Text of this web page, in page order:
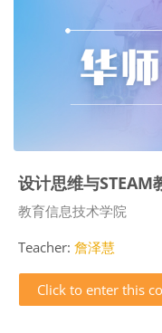
设计思维与STEAM
Course category
教育信息技术学院
Teacher: 詹泽慧
Click to enter this